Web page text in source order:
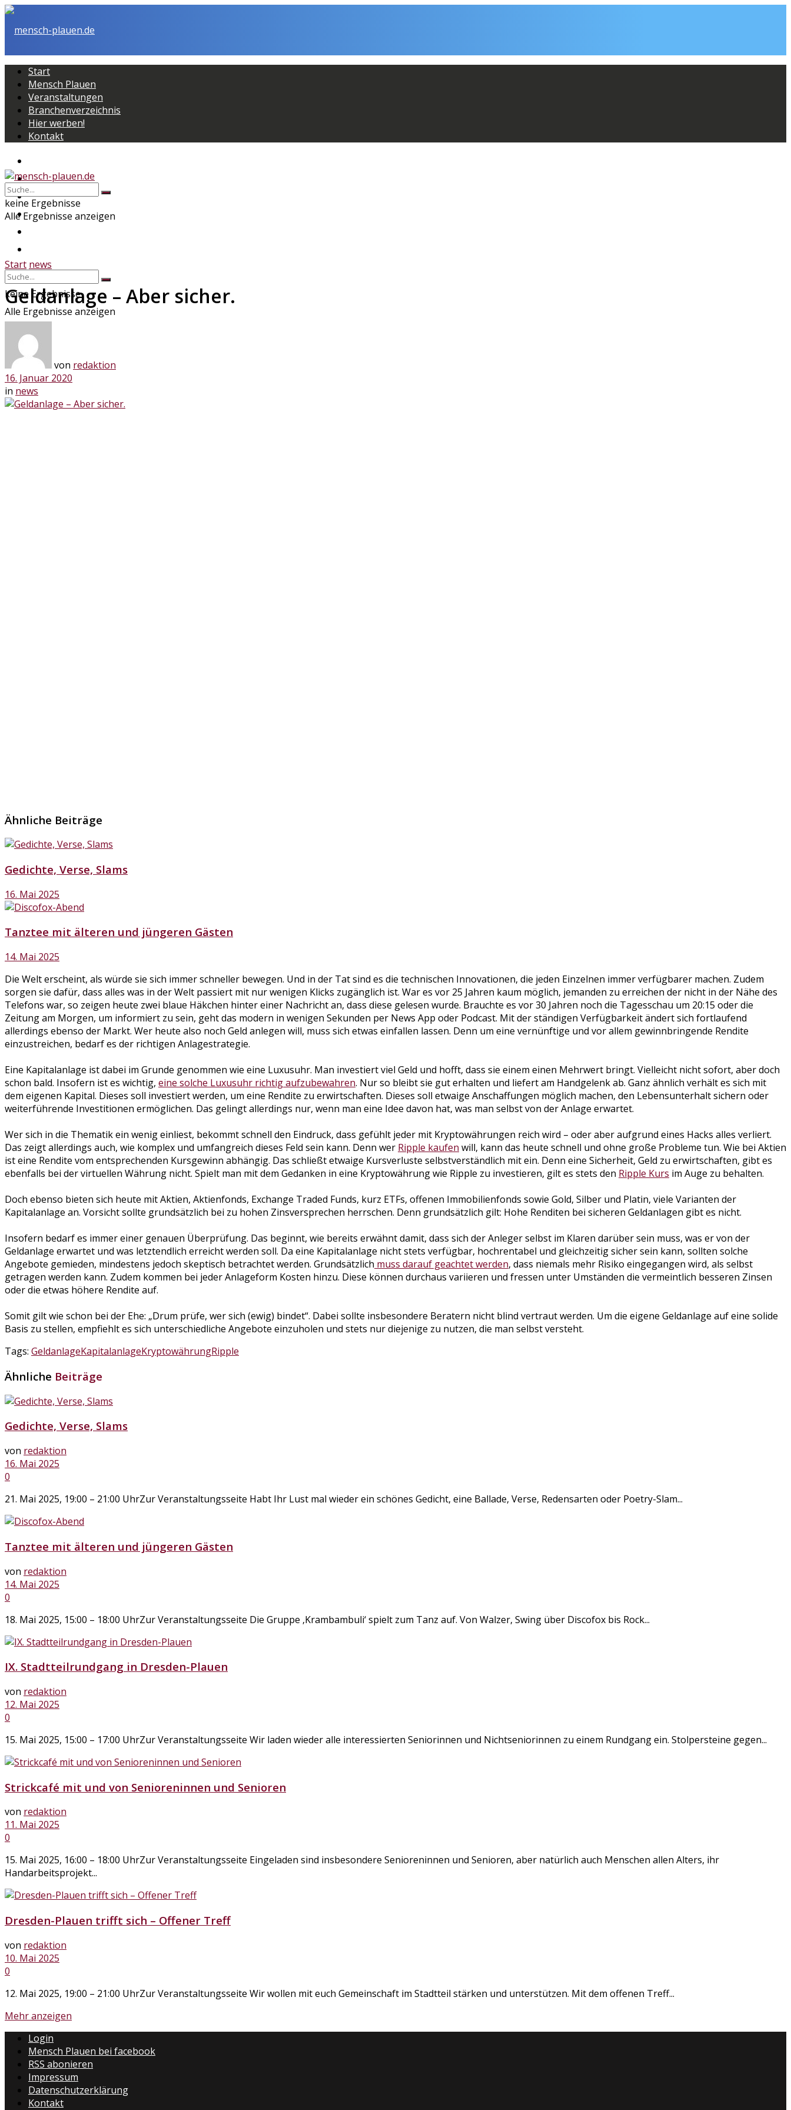
Start
Mensch Plauen
Veranstaltungen
Branchenverzeichnis
Hier werben!
Kontakt
Mensch Plauen
Veranstaltungen
Branchenverzeichnis
keine Ergebnisse
Alle Ergebnisse anzeigen
keine Ergebnisse
Alle Ergebnisse anzeigen
Start news
Geldanlage – Aber sicher.
von redaktion
16. Januar 2020
in news
Ähnliche Beiträge
Gedichte, Verse, Slams
16. Mai 2025
Tanztee mit älteren und jüngeren Gästen
14. Mai 2025
Die Welt erscheint, als würde sie sich immer schneller bewegen. Und in der Tat sind es die technischen Innovationen, die jeden Einzelnen immer verfügbarer machen. Zudem
sorgen sie dafür, dass alles was in der Welt passiert mit nur wenigen Klicks zugänglich ist. War es vor 25 Jahren kaum möglich, jemanden zu erreichen der nicht in der Nähe des
Telefons war, so zeigen heute zwei blaue Häkchen hinter einer Nachricht an, dass diese gelesen wurde. Brauchte es vor 30 Jahren noch die Tagesschau um 20:15 oder die
Zeitung am Morgen, um informiert zu sein, geht das modern in wenigen Sekunden per News App oder Podcast. Mit der ständigen Verfügbarkeit ändert sich fortlaufend
allerdings ebenso der Markt. Wer heute also noch Geld anlegen will, muss sich etwas einfallen lassen. Denn um eine vernünftige und vor allem gewinnbringende Rendite
einzustreichen, bedarf es der richtigen Anlagestrategie.
Eine Kapitalanlage ist dabei im Grunde genommen wie eine Luxusuhr. Man investiert viel Geld und hofft, dass sie einem einen Mehrwert bringt. Vielleicht nicht sofort, aber doch
schon bald. Insofern ist es wichtig, eine solche Luxusuhr richtig aufzubewahren. Nur so bleibt sie gut erhalten und liefert am Handgelenk ab. Ganz ähnlich verhält es sich mit
dem eigenen Kapital. Dieses soll investiert werden, um eine Rendite zu erwirtschaften. Dieses soll etwaige Anschaffungen möglich machen, den Lebensunterhalt sichern oder
weiterführende Investitionen ermöglichen. Das gelingt allerdings nur, wenn man eine Idee davon hat, was man selbst von der Anlage erwartet.
Wer sich in die Thematik ein wenig einliest, bekommt schnell den Eindruck, dass gefühlt jeder mit Kryptowährungen reich wird – oder aber aufgrund eines Hacks alles verliert.
Das zeigt allerdings auch, wie komplex und umfangreich dieses Feld sein kann. Denn wer Ripple kaufen will, kann das heute schnell und ohne große Probleme tun. Wie bei Aktien
ist eine Rendite vom entsprechenden Kursgewinn abhängig. Das schließt etwaige Kursverluste selbstverständlich mit ein. Denn eine Sicherheit, Geld zu erwirtschaften, gibt es
ebenfalls bei der virtuellen Währung nicht. Spielt man mit dem Gedanken in eine Kryptowährung wie Ripple zu investieren, gilt es stets den Ripple Kurs im Auge zu behalten.
Doch ebenso bieten sich heute mit Aktien, Aktienfonds, Exchange Traded Funds, kurz ETFs, offenen Immobilienfonds sowie Gold, Silber und Platin, viele Varianten der
Kapitalanlage an. Vorsicht sollte grundsätzlich bei zu hohen Zinsversprechen herrschen. Denn grundsätzlich gilt: Hohe Renditen bei sicheren Geldanlagen gibt es nicht.
Insofern bedarf es immer einer genauen Überprüfung. Das beginnt, wie bereits erwähnt damit, dass sich der Anleger selbst im Klaren darüber sein muss, was er von der
Geldanlage erwartet und was letztendlich erreicht werden soll. Da eine Kapitalanlage nicht stets verfügbar, hochrentabel und gleichzeitig sicher sein kann, sollten solche
Angebote gemieden, mindestens jedoch skeptisch betrachtet werden. Grundsätzlich muss darauf geachtet werden, dass niemals mehr Risiko eingegangen wird, als selbst
getragen werden kann. Zudem kommen bei jeder Anlageform Kosten hinzu. Diese können durchaus variieren und fressen unter Umständen die vermeintlich besseren Zinsen
oder die etwas höhere Rendite auf.
Somit gilt wie schon bei der Ehe: „Drum prüfe, wer sich (ewig) bindet“. Dabei sollte insbesondere Beratern nicht blind vertraut werden. Um die eigene Geldanlage auf eine solide
Basis zu stellen, empfiehlt es sich unterschiedliche Angebote einzuholen und stets nur diejenige zu nutzen, die man selbst versteht.
Tags: GeldanlageKapitalanlageKryptowährungRipple
Ähnliche Beiträge
Gedichte, Verse, Slams
von redaktion
16. Mai 2025
0
21. Mai 2025, 19:00 – 21:00 UhrZur Veranstaltungsseite Habt Ihr Lust mal wieder ein schönes Gedicht, eine Ballade, Verse, Redensarten oder Poetry-Slam...
Tanztee mit älteren und jüngeren Gästen
von redaktion
14. Mai 2025
0
18. Mai 2025, 15:00 – 18:00 UhrZur Veranstaltungsseite Die Gruppe ‚Krambambuli‘ spielt zum Tanz auf. Von Walzer, Swing über Discofox bis Rock...
IX. Stadtteilrundgang in Dresden-Plauen
von redaktion
12. Mai 2025
0
15. Mai 2025, 15:00 – 17:00 UhrZur Veranstaltungsseite Wir laden wieder alle interessierten Seniorinnen und Nichtseniorinnen zu einem Rundgang ein. Stolpersteine gegen...
Strickcafé mit und von Senioreninnen und Senioren
von redaktion
11. Mai 2025
0
15. Mai 2025, 16:00 – 18:00 UhrZur Veranstaltungsseite Eingeladen sind insbesondere Senioreninnen und Senioren, aber natürlich auch Menschen allen Alters, ihr
Handarbeitsprojekt...
Dresden-Plauen trifft sich – Offener Treff
von redaktion
10. Mai 2025
0
12. Mai 2025, 19:00 – 21:00 UhrZur Veranstaltungsseite Wir wollen mit euch Gemeinschaft im Stadtteil stärken und unterstützen. Mit dem offenen Treff...
Mehr anzeigen
Login
Mensch Plauen bei facebook
RSS abonieren
Impressum
Datenschutzerklärung
Kontakt